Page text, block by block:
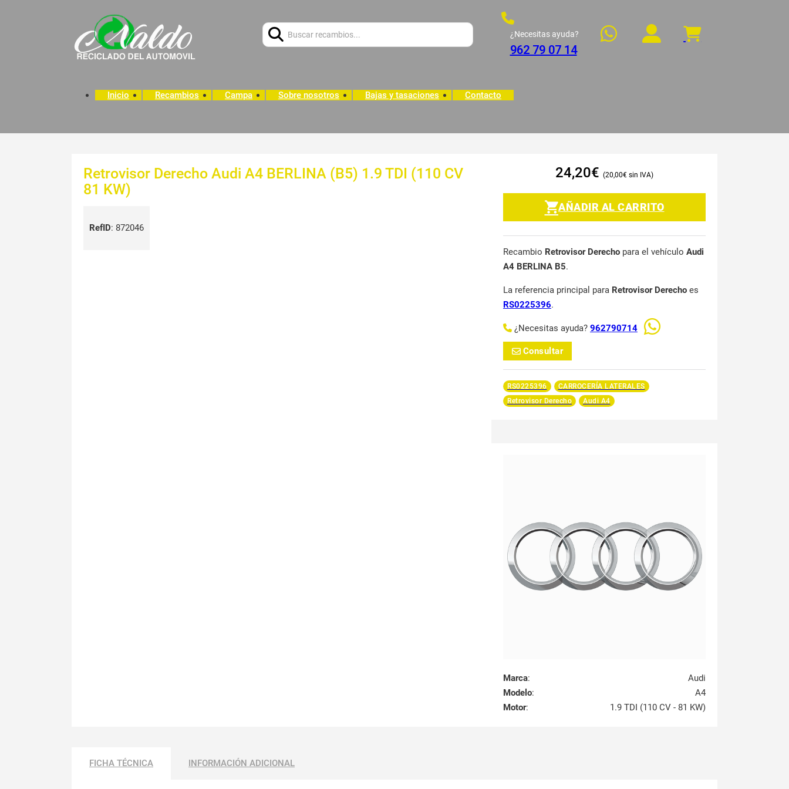
¿Necesitas ayuda?
962 79 07 14
Inicio Recambios Campa Sobre nosotros Bajas y tasaciones Contacto
Retrovisor Derecho Audi A4 BERLINA (B5) 1.9 TDI (110 CV
81 KW)
RefID: 872046
24,20€ 20,00€
AÑADIR AL CARRITO
Recambio Retrovisor Derecho para el vehículo Audi
A4 BERLINA B5.
La referencia principal para Retrovisor Derecho es
RS0225396.
¿Necesitas ayuda? 962790714
Consultar
RS0225396
CARROCERÍA LATERALES
Retrovisor Derecho
Audi A4
Marca:
Audi
Modelo:
A4
Motor: 1.9 TDI (110 CV - 81 KW)
FICHA TÉCNICA INFORMACIÓN ADICIONAL